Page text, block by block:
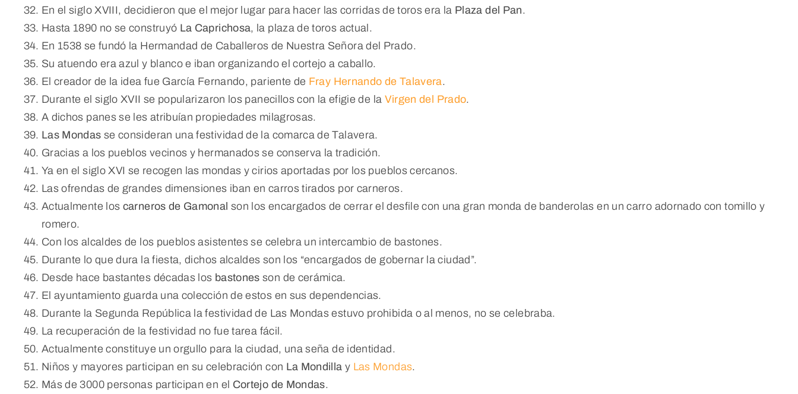
En el siglo XVIII, decidieron que el mejor lugar para hacer las corridas de toros era la Plaza del Pan.
Hasta 1890 no se construyó La Caprichosa, la plaza de toros actual.
En 1538 se fundó la Hermandad de Caballeros de Nuestra Señora del Prado.
Su atuendo era azul y blanco e iban organizando el cortejo a caballo.
El creador de la idea fue García Fernando, pariente de Fray Hernando de Talavera.
Durante el siglo XVII se popularizaron los panecillos con la efigie de la Virgen del Prado.
A dichos panes se les atribuían propiedades milagrosas.
Las Mondas se consideran una festividad de la comarca de Talavera.
Gracias a los pueblos vecinos y hermanados se conserva la tradición.
Ya en el siglo XVI se recogen las mondas y cirios aportadas por los pueblos cercanos.
Las ofrendas de grandes dimensiones iban en carros tirados por carneros.
Actualmente los carneros de Gamonal son los encargados de cerrar el desfile con una gran monda de banderolas en un carro adornado con tomillo y
romero.
Con los alcaldes de los pueblos asistentes se celebra un intercambio de bastones.
Durante lo que dura la fiesta, dichos alcaldes son los “encargados de gobernar la ciudad”.
Desde hace bastantes décadas los bastones son de cerámica.
El ayuntamiento guarda una colección de estos en sus dependencias.
Durante la Segunda República la festividad de Las Mondas estuvo prohibida o al menos, no se celebraba.
La recuperación de la festividad no fue tarea fácil.
Actualmente constituye un orgullo para la ciudad, una seña de identidad.
Niños y mayores participan en su celebración con La Mondilla y Las Mondas.
Más de 3000 personas participan en el Cortejo de Mondas.